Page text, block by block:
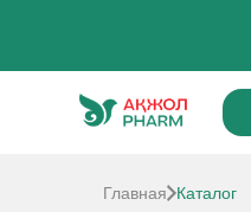
Главная Каталог